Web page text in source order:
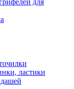
для
ластики